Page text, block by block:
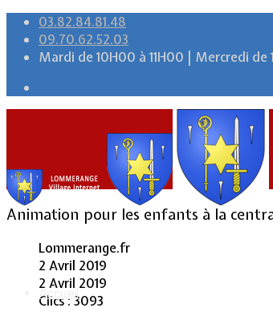
03.82.84.81.48
09.70.62.52.03
Mardi de 10H00 à 11H00 | Mercredi
Accueil
Animation pour les enfants à la
Lommerange.fr
2 Avril 2019
2 Avril 2019
Clics : 3093